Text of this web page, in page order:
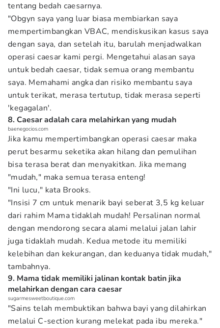
tentang bedah caesarnya.
"Obgyn saya yang luar biasa membiarkan saya
mempertimbangkan VBAC, mendiskusikan kasus saya
dengan saya, dan setelah itu, barulah menjadwalkan
operasi caesar kami pergi. Mengetahui alasan saya
untuk bedah caesar, tidak semua orang membantu
saya. Memahami angka dan risiko membantu saya
untuk terikat, merasa tertutup, tidak merasa seperti
'kegagalan'.
8. Caesar adalah cara melahirkan yang mudah
baenegocios.com
Jika kamu mempertimbangkan operasi caesar maka
perut besarmu seketika akan hilang dan pemulihan
bisa terasa berat dan menyakitkan. Jika memang
"mudah," maka semua terasa enteng!
"Ini lucu," kata Brooks.
"Insisi 7 cm untuk menarik bayi seberat 3,5 kg keluar
dari rahim Mama tidaklah mudah! Persalinan normal
dengan mendorong secara alami melalui jalan lahir
juga tidaklah mudah. Kedua metode itu memiliki
kelebihan dan kekurangan, dan keduanya tidak mudah,"
tambahnya.
9. Mama tidak memiliki jalinan kontak batin jika
melahirkan dengan cara caesar
sugarmesweetboutique.com
"Sains telah membuktikan bahwa bayi yang dilahirkan
melalui C-section kurang melekat pada ibu mereka."